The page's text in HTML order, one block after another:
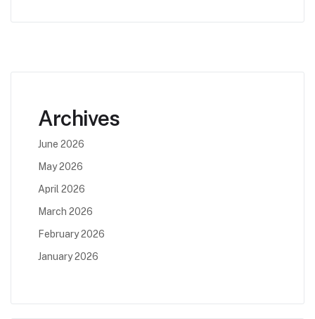
Archives
June 2026
May 2026
April 2026
March 2026
February 2026
January 2026